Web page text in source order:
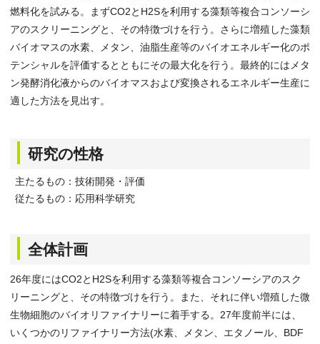
燃料化を試みる。まずCO2とH2Sを利用する藻類等複合コンソーシ
アのスクリーニングと、その特徴づけを行う。さらに増殖した藻類
バイオマスの水素、メタン、油脂生産等のバイオエネルギー化のポ
テンシャルを評価するとともにその最大化を行う。最終的にはメタ
ン発酵消化液からのバイオマスおよび変換されるエネルギー生産に
適した方法を見出す。
研究の性格
主たるもの：技術開発・評価
従たるもの：応用科学研究
全体計画
26年度にはCO2とH2Sを利用する藻類等複合コンソーシアのスク
リーニングと、その特徴づけを行う。また、それに伴い増殖した微
生物細胞のバイオリファイナリーに着手する。27年度前半には、
いくつかのリファイナリー方法(水素、メタン、エタノール、BDF